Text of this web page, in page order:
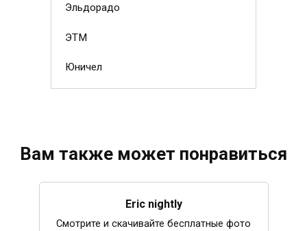
Эльдорадо
ЭТМ
Юничел
Вам также может понравиться
Eric nightly
Смотрите и скачивайте бесплатные фото